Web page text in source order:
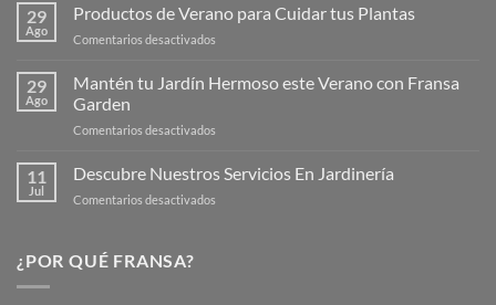
Nueva
de
29
Ago
Productos de Verano para Cuidar tus Plantas
Comentarios desactivados
de
Verano
Plantas
29
Ago
Mantén tu Jardín Hermoso este Verano con Fransa
Garden
Comentarios desactivados
tu
Jardín
11
Jul
Descubre Nuestros Servicios En Jardinería
Comentarios desactivados
¿POR QUÉ FRANSA?